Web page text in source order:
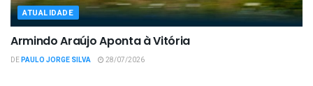
ATUALIDADE
Armindo Araújo Aponta à Vitória
DEPAULO JORGE SILVA 28/07/2026